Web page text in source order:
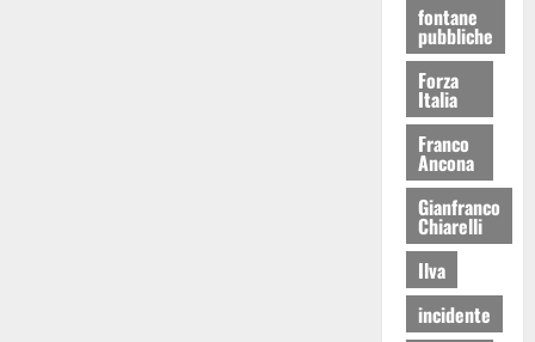
fontane
pubbliche
Forza
Italia
Franco
Ancona
Gianfranco
Chiarelli
Ilva
incidente